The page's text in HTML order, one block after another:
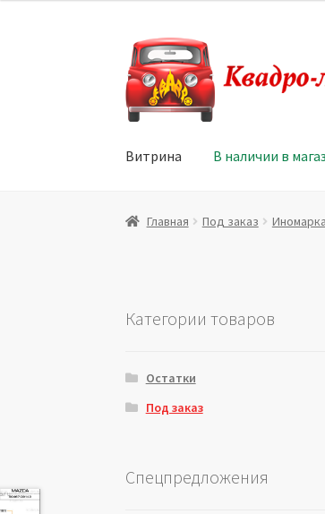
Перейти
к
навигации
Перейти
к
содержимому
Витрина В наличии в
Главная Витрина Мой аккаунт
Главная Под заказ Иномарка
Категории товаров
Остатки
Под заказ
Спецпредложения